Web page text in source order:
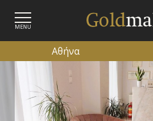
MENU
ΕΓΓΡΑΦΗ
Αθήνα